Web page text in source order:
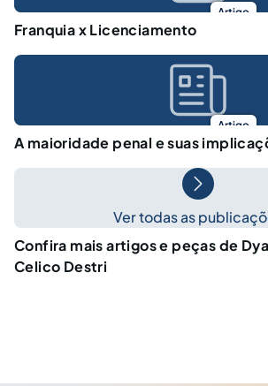
Artigo
Franquia x Licenciamento
Artigo
A maioridade penal e suas
Ver todas as
Confira mais artigos e peças de
Celico Destri